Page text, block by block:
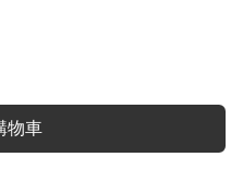
物車